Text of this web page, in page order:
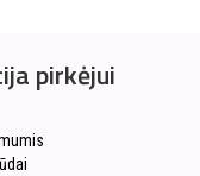
pirkėjui